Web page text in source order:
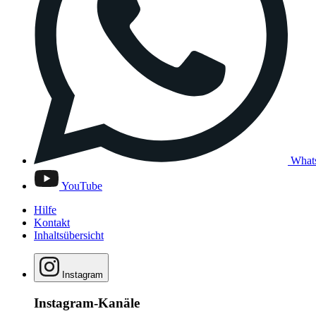
YouTube
Hilfe
Kontakt
Inhaltsübersicht
Instagram
Instagram-Kanäle